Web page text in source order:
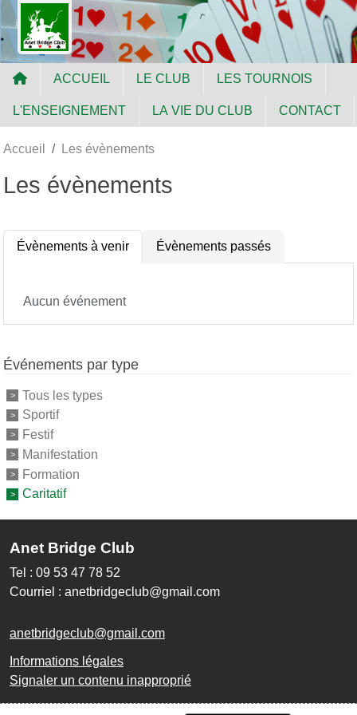
ACCUEIL LE CLUB LES TOURNOIS
L'ENSEIGNEMENT LA VIE DU CLUB CONTACT
Accueil Les évènements
Les évènements
Évènements à venir Évènements passés
Aucun événement
Événements par type
Tous les types
Sportif
Festif
Manifestation
Formation
Caritatif
Anet Bridge Club
Tel : 09 53 47 78 52
Courriel : anetbridgeclub@gmail.com
anetbridgeclub@gmail.com
Informations légales
Signaler un contenu inapproprié
Panneau de gestion des cookies